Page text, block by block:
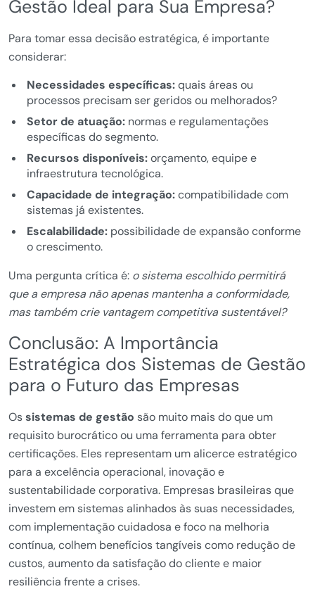
Gestão Ideal para Sua Empresa?
Para tomar essa decisão estratégica, é importante
considerar:
Necessidades específicas:quais áreas ou
processos precisam ser geridos ou melhorados?
Setor de atuação:normas e regulamentações
específicas do segmento.
Recursos disponíveis:orçamento, equipe e
infraestrutura tecnológica.
Capacidade de integração:compatibilidade com
sistemas já existentes.
Escalabilidade:possibilidade de expansão conforme
o crescimento.
Uma pergunta crítica é: o sistema escolhido permitirá
que a empresa não apenas mantenha a conformidade,
mas também crie vantagem competitiva sustentável?
Conclusão: A Importância
Estratégica dos Sistemas de Gestão
para o Futuro das Empresas
Ossistemas de gestão são muito mais do que um
requisito burocrático ou uma ferramenta para obter
certificações. Eles representam um alicerce estratégico
para a excelência operacional, inovação e
sustentabilidade corporativa. Empresas brasileiras que
investem em sistemas alinhados às suas necessidades,
com implementação cuidadosa e foco na melhoria
contínua, colhem benefícios tangíveis como redução de
custos, aumento da satisfação do cliente e maior
resiliência frente a crises.